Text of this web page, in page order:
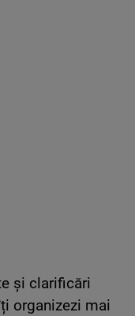
și clarificări
organizezi mai